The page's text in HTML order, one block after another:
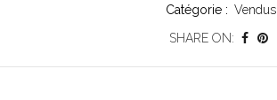
Catégorie : Vendus
SHARE ON: